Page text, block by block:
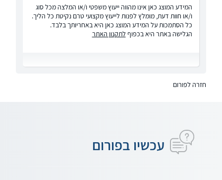
המידע המוצג כאן אינו מהווה ייעוץ משפטי ו/או המלצה מכל סוג
ו/או חוות דעת, מומלץ לפנות לייעוץ מקצועי טרם נקיטת כל הליך.
כל הסתמכות על המידע המוצג כאן היא באחריותך בלבד.
הגלישה באתר היא בכפוף לתקנון האתר
חזרה לפורום
עכשיו בפורום